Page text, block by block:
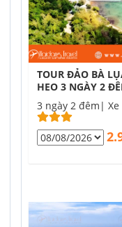
TOUR ĐẢO BÀ
HEO 3 NGÀY 2
3 ngày 2 đêm| Xe